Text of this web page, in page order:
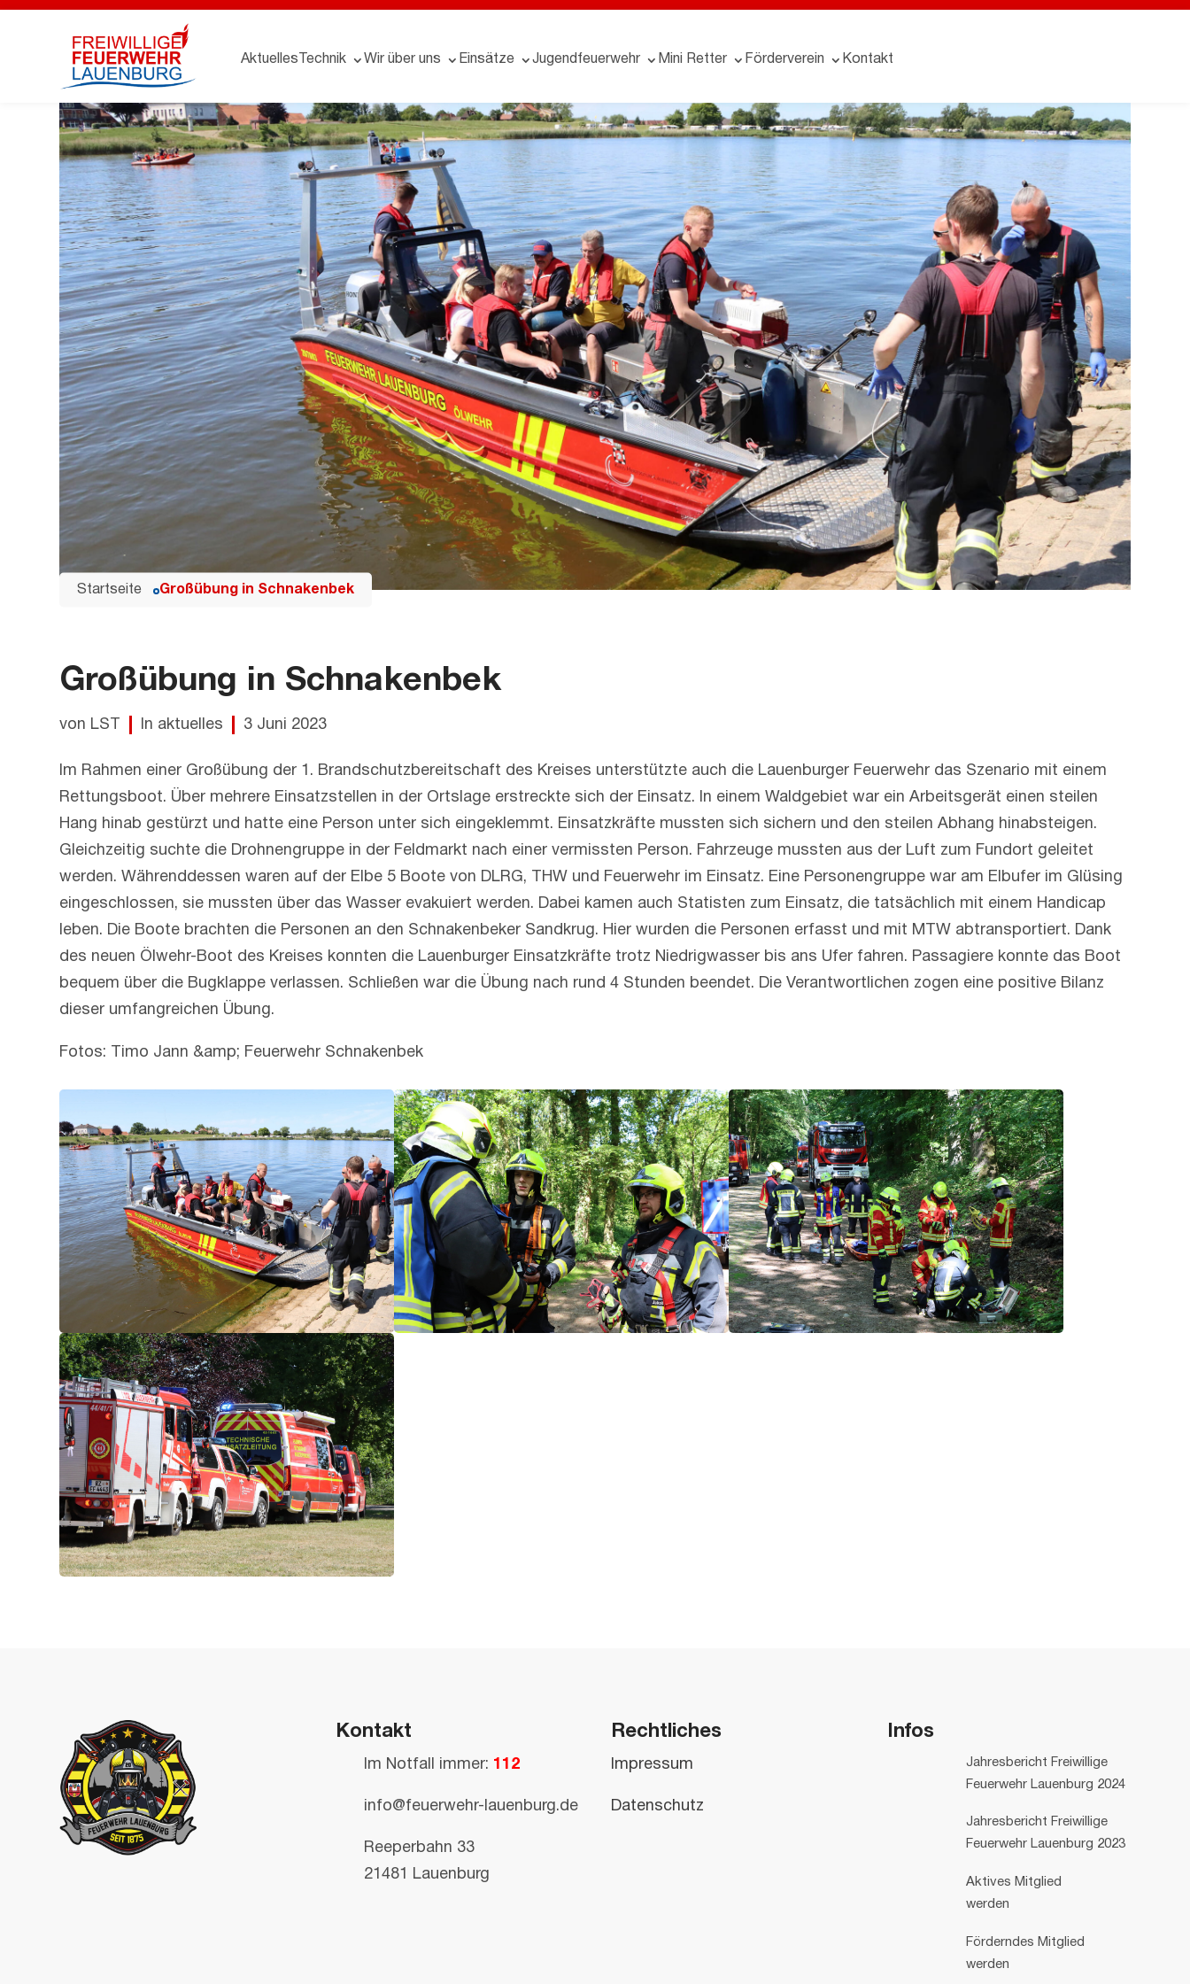
Aktuelles Technik Wir über uns Einsätze Jugendfeuerwehr Mini Retter Förderverein Kontakt
Startseite Großübung in Schnakenbek
Großübung in Schnakenbek
von LST In aktuelles 3 Juni 2023
Im Rahmen einer Großübung der 1. Brandschutzbereitschaft des Kreises unterstützte auch die Lauenburger Feuerwehr das Szenario mit einem
Rettungsboot. Über mehrere Einsatzstellen in der Ortslage erstreckte sich der Einsatz. In einem Waldgebiet war ein Arbeitsgerät einen steilen
Hang hinab gestürzt und hatte eine Person unter sich eingeklemmt. Einsatzkräfte mussten sich sichern und den steilen Abhang hinabsteigen.
Gleichzeitig suchte die Drohnengruppe in der Feldmarkt nach einer vermissten Person. Fahrzeuge mussten aus der Luft zum Fundort geleitet
werden. Währenddessen waren auf der Elbe 5 Boote von DLRG, THW und Feuerwehr im Einsatz. Eine Personengruppe war am Elbufer im Glüsing
eingeschlossen, sie mussten über das Wasser evakuiert werden. Dabei kamen auch Statisten zum Einsatz, die tatsächlich mit einem Handicap
leben. Die Boote brachten die Personen an den Schnakenbeker Sandkrug. Hier wurden die Personen erfasst und mit MTW abtransportiert. Dank
des neuen Ölwehr-Boot des Kreises konnten die Lauenburger Einsatzkräfte trotz Niedrigwasser bis ans Ufer fahren. Passagiere konnte das Boot
bequem über die Bugklappe verlassen. Schließen war die Übung nach rund 4 Stunden beendet. Die Verantwortlichen zogen eine positive Bilanz
dieser umfangreichen Übung.
Fotos: Timo Jann &amp; Feuerwehr Schnakenbek
Kontakt
Im Notfall immer: 112
info@feuerwehr-lauenburg.de
Reeperbahn 33
21481 Lauenburg
Rechtliches
Impressum
Datenschutz
Infos
Jahresbericht Freiwillige
Feuerwehr Lauenburg 2024
Jahresbericht Freiwillige
Feuerwehr Lauenburg 2023
Aktives Mitglied
werden
Förderndes Mitglied
werden